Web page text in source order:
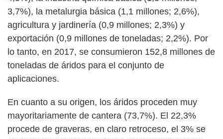
3,7%), la metalurgia básica (1,1 millones; 2,6%),
agricultura y jardinería (0,9 millones; 2,3%) y
exportación (0,9 millones de toneladas; 2,2%). Por
lo tanto, en 2017, se consumieron 152,8 millones de
toneladas de áridos para el conjunto de
aplicaciones.
En cuanto a su origen, los áridos proceden muy
mayoritariamente de cantera (73,7%). El 22,3%
procede de graveras, en claro retroceso, el 3% se